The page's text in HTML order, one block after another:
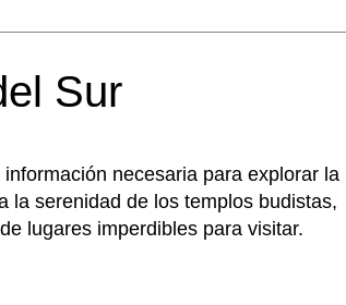
Sur
necesaria para explorar la
la serenidad de los templos budistas,
lugares imperdibles para visitar.